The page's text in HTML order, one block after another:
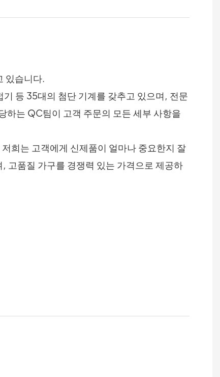
있습니다.
등 35대의 첨단 기계를 갖추고 있으며, 전문
하는 QC팀이 고객 주문의 모든 세부 사항을
희는 고객에게 신제품이 얼마나 중요한지 잘
고품질 가구를 경쟁력 있는 가격으로 제공하